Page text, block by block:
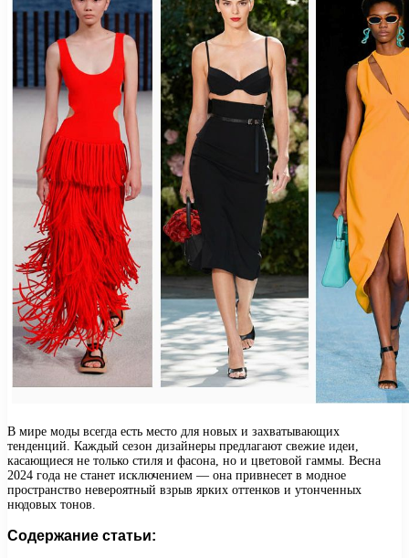
В мире моды всегда есть место для новых и захватывающих
тенденций. Каждый сезон дизайнеры предлагают свежие идеи,
касающиеся не только стиля и фасона, но и цветовой гаммы. Весна
2024 года не станет исключением — она привнесет в модное
пространство невероятный взрыв ярких оттенков и утонченных
нюдовых тонов.
Содержание статьи: